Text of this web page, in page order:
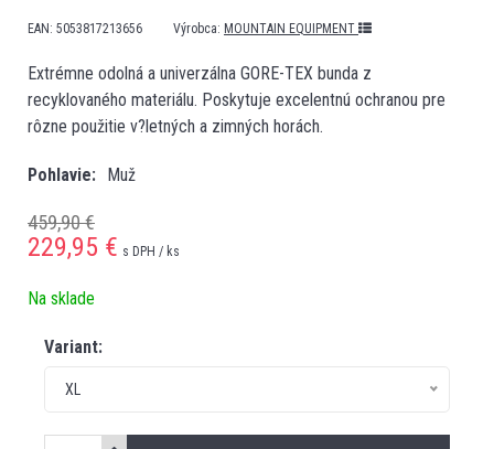
EAN: 5053817213656 Výrobca: MOUNTAIN EQUIPMENT
Extrémne odolná a univerzálna GORE-TEX bunda z
recyklovaného materiálu. Poskytuje excelentnú ochranou pre
rôzne použitie v?letných a zimných horách.
Pohlavie Muž
459,90 €
229,95 € s DPH / ks
Na sklade
Variant:
XL